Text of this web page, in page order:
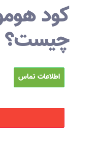
کود
چیست؟
اطلاعات تماس